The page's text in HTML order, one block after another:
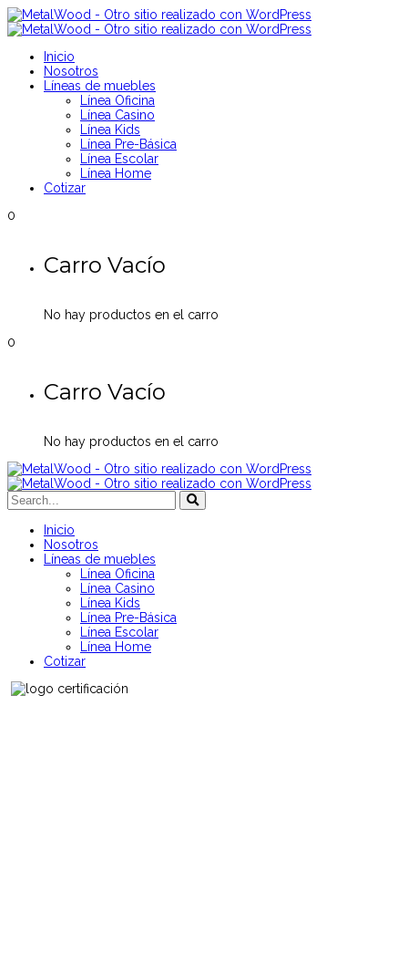
Inicio
Nosotros
Líneas de muebles
Línea Oficina
Línea Casino
Línea Kids
Línea Pre-Básica
Línea Escolar
Línea Home
Cotizar
0
Carro Vacío
No hay productos en el carro
0
Carro Vacío
No hay productos en el carro
Inicio
Nosotros
Líneas de muebles
Línea Oficina
Línea Casino
Línea Kids
Línea Pre-Básica
Línea Escolar
Línea Home
Cotizar